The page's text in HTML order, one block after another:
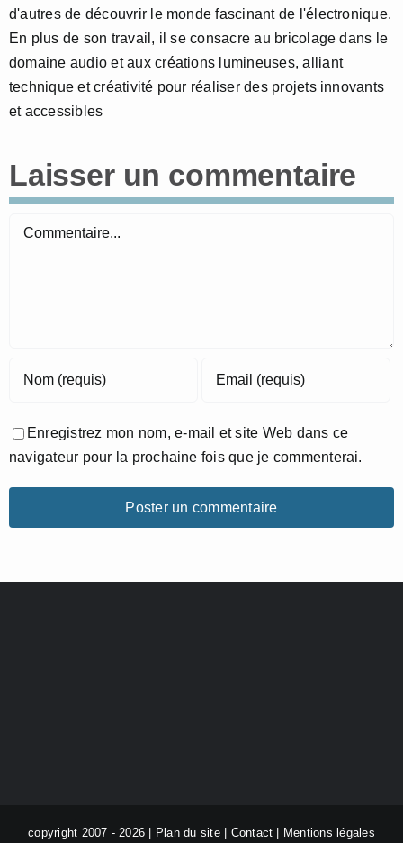
d'autres de découvrir le monde fascinant de l'électronique.
En plus de son travail, il se consacre au bricolage dans le
domaine audio et aux créations lumineuses, alliant
technique et créativité pour réaliser des projets innovants
et accessibles
Laisser un commentaire
Commentaire
Enregistrez mon nom, e-mail et site Web dans ce
navigateur pour la prochaine fois que je commenterai.
copyright 2007 - 2026 | Plan du site| Contact | Mentions légales